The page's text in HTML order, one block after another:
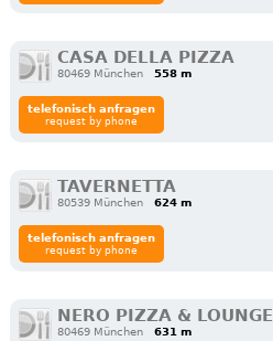
CASA DELLA PIZZA
80469 München 558 m
telefonisch anfragen
request by phone
TAVERNETTA
80539 München 624 m
telefonisch anfragen
request by phone
NERO PIZZA & LOUNGE
80469 München 631 m